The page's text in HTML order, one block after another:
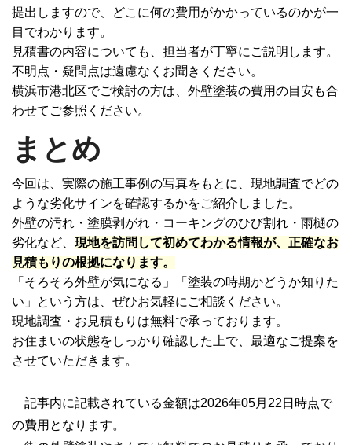
提出しますので、どこに何の費用がかかっているのかが一
目でわかります。
見積書の内容についても、担当者が丁寧にご説明します。
不明点・疑問点は遠慮なくお聞きください。
横浜市港北区でご検討の方は、 外壁塗装の費用の目安も合
わせてご参照ください。
まとめ
今回は、実際の施工事例の写真をもとに、現地調査でどの
ような劣化サインを確認するかをご紹介しました。
外壁の汚れ・塗膜剥がれ・コーキングのひび割れ・雨樋の
劣化など、 現地を訪問して初めてわかる情報が、正確なお
見積もりの根拠になります。
「そろそろ外壁が気になる」「塗装の時期かどうか知りた
い」という方は、ぜひお気軽にご相談ください。
現地調査・お見積もりは無料で承っております。
お住まいの状態をしっかり確認した上で、最適なご提案を
させていただきます。
記事内に記載されている金額は2026年05月22日時点で
の費用となります。